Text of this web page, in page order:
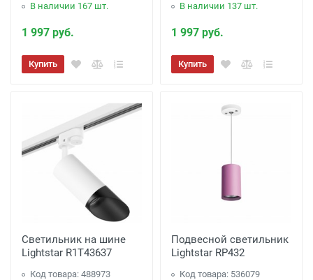
В наличии 167 шт.
1 997 руб.
Купить
В наличии 137 шт.
1 997 руб.
Купить
Светильник на шине
Lightstar R1T43637
Код товара: 488973
Подвесной светильник
Lightstar RP432
Код товара: 536079